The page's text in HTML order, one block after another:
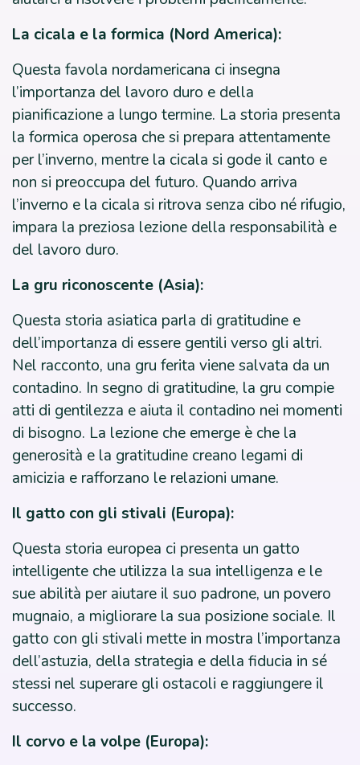
La cicala e la formica (Nord America):
Questa favola nordamericana ci insegna
l’importanza del lavoro duro e della
pianificazione a lungo termine. La storia presenta
la formica operosa che si prepara attentamente
per l’inverno, mentre la cicala si gode il canto e
non si preoccupa del futuro. Quando arriva
l’inverno e la cicala si ritrova senza cibo né rifugio,
impara la preziosa lezione della responsabilità e
del lavoro duro.
La gru riconoscente (Asia):
Questa storia asiatica parla di gratitudine e
dell’importanza di essere gentili verso gli altri.
Nel racconto, una gru ferita viene salvata da un
contadino. In segno di gratitudine, la gru compie
atti di gentilezza e aiuta il contadino nei momenti
di bisogno. La lezione che emerge è che la
generosità e la gratitudine creano legami di
amicizia e rafforzano le relazioni umane.
Il gatto con gli stivali (Europa):
Questa storia europea ci presenta un gatto
intelligente che utilizza la sua intelligenza e le
sue abilità per aiutare il suo padrone, un povero
mugnaio, a migliorare la sua posizione sociale. Il
gatto con gli stivali mette in mostra l’importanza
dell’astuzia, della strategia e della fiducia in sé
stessi nel superare gli ostacoli e raggiungere il
successo.
Il corvo e la volpe (Europa):